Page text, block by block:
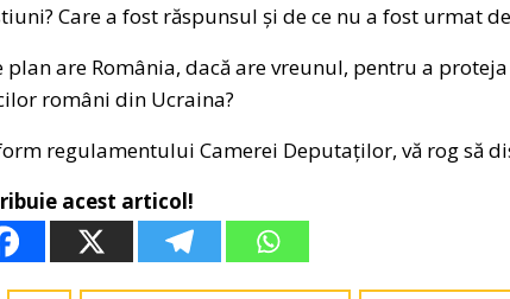
Care a fost răspunsul și de ce nu a fost urmat
plan are România, dacă are vreunul, pentru a
români din Ucraina?
regulamentului Camerei Deputaților, vă rog să
acest articol!